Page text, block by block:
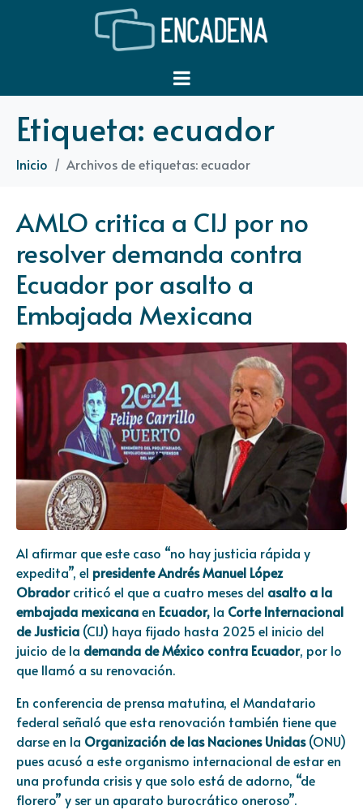
Etiqueta: ecuador
Inicio Archivos de etiquetas: ecuador
AMLO critica a CIJ por no
resolver demanda contra
Ecuador por asalto a
Embajada Mexicana
Al afirmar que este caso “no hay justicia rápida y
expedita”, el presidente Andrés Manuel López
Obradorcriticó el que a cuatro meses del asalto a la
embajada mexicanaen Ecuador, la Corte Internacional
de Justicia (CIJ) haya fijado hasta 2025 el inicio del
juicio de la demanda de México contra Ecuador, por lo
que llamó a su renovación.
En conferencia de prensa matutina, el Mandatario
federal señaló que esta renovación también tiene que
darse en la Organización de las Naciones Unidas(ONU)
pues acusó a este organismo internacional de estar en
una profunda crisis y que solo está de adorno, “de
florero” y ser un aparato burocrático oneroso”.